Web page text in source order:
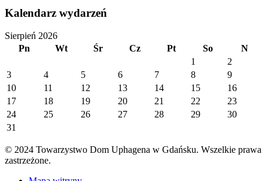
Kalendarz wydarzeń
Sierpień 2026
Pn
Wt Śr Cz Pt So
N
1
2
3
4 5 6 7 8
9
10
11 12 13 14 15
16
17
18 19 20 21 22
23
24
25 26 27 28 29
30
31
© 2024 Towarzystwo Dom Uphagena w Gdańsku. Wszelkie prawa
zastrzeżone.